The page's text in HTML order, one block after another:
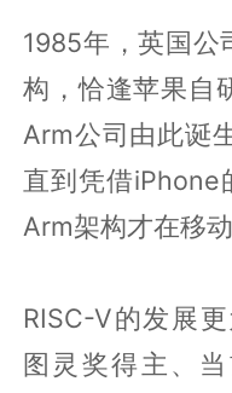
1985年，英国公
构，恰逢苹果自
Arm公司由此诞
直到凭借iPhone
Arm架构才在移
RISC-V的发展
图灵奖得主、